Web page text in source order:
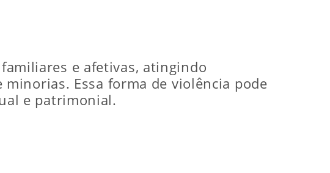
e afetivas, atingindo
Essa forma de violência pode
e patrimonial.